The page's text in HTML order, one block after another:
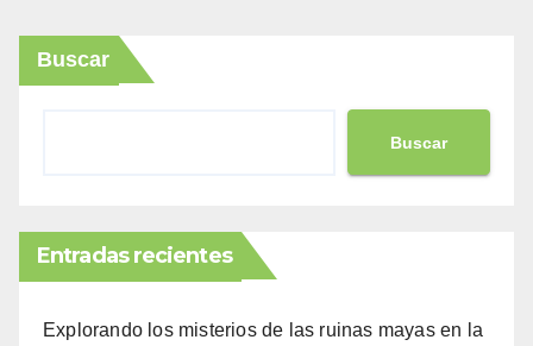
Buscar
Buscar
Entradas recientes
Explorando los misterios de las ruinas mayas en la